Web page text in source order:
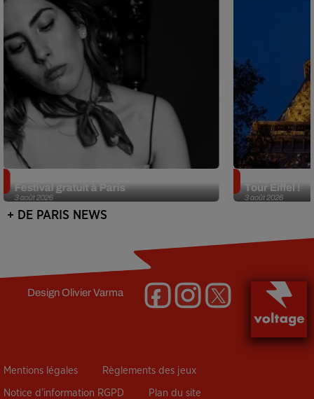
3 août 2026
Festival gratuit à Paris
3 août 2026
Tour Eiffel !
+ DE PARIS NEWS
DesignOlivier Varma
Mentions légales Règlements des jeux
Notice d’information RGPD Plan du site